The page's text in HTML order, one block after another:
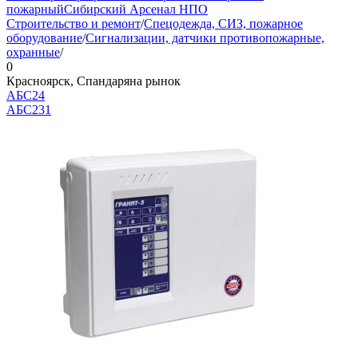
пожарныйСибирский Арсенал НПО
Строительство и ремонт/Спецодежда, СИЗ, пожарное
оборудование/Сигнализации, датчики противопожарные,
охранные/
0
Красноярск, Спандаряна рынок
АБС24
АБС231